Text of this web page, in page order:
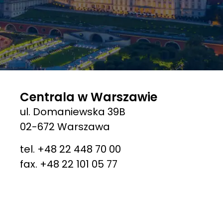
Centrala w Warszawie
ul. Domaniewska 39B
02-672 Warszawa
tel. +48 22 448 70 00
fax. +48 22 101 05 77